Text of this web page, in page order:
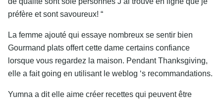
préfère et sont savoureux! “
La femme ajouté qui essaye nombreux se sentir bien
Gourmand plats offert cette dame certains confiance
lorsque vous regardez la maison. Pendant Thanksgiving,
elle a fait going en utilisant le weblog ‘s recommandations.
Yumna a dit elle aime créer recettes qui peuvent être